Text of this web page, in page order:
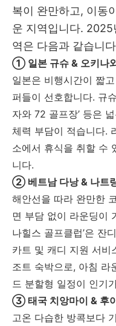
복이 완만하고, 이동
운 지역입니다. 2025
역은 다음과 같습니
① 일본 규슈 & 오키나
일본은 비행시간이 짧
퍼들이 선호합니다. 규
자와 72 골프장’ 등은
체력 부담이 적습니다.
소에서 휴식을 취할 수
니다.
② 베트남 다낭 & 나트
해안선을 따라 완만한
면 부담 없이 라운딩이
나힐스 골프클럽’은 잔
카트 및 캐디 지원 서비
조트 숙박으로, 아침 라
드 분할형 일정이 인기
③ 태국 치앙마이 & 후
고온 다습한 방콕보다